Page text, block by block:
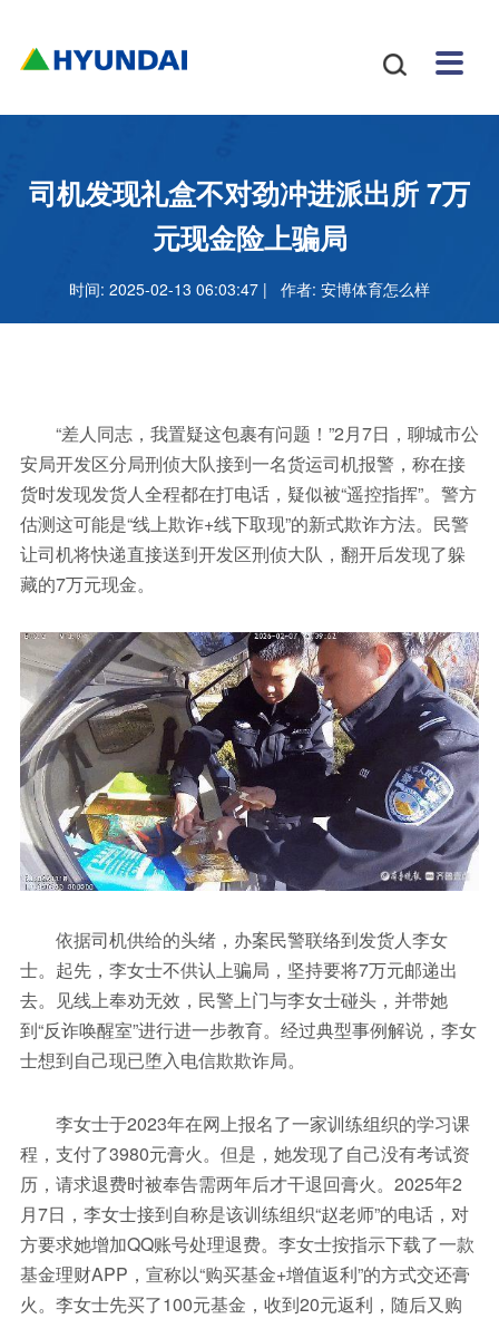

样
机
体育
吗
安博
足球
官网
司机发现礼盒不对劲冲进派出所 7万
元现金险上骗局
时间: 2025-02-13 06:03:47 | 作者: 安博体育怎么样
“差人同志，我置疑这包裹有问题！”2月7日，聊城市公
安局开发区分局刑侦大队接到一名货运司机报警，称在接
货时发现发货人全程都在打电话，疑似被“遥控指挥”。警方
估测这可能是“线上欺诈+线下取现”的新式欺诈方法。民警
让司机将快递直接送到开发区刑侦大队，翻开后发现了躲
藏的7万元现金。
依据司机供给的头绪，办案民警联络到发货人李女
士。起先，李女士不供认上骗局，坚持要将7万元邮递出
去。见线上奉劝无效，民警上门与李女士碰头，并带她
到“反诈唤醒室”进行进一步教育。经过典型事例解说，李女
士想到自己现已堕入电信欺欺诈局。
李女士于2023年在网上报名了一家训练组织的学习课
程，支付了3980元膏火。但是，她发现了自己没有考试资
历，请求退费时被奉告需两年后才干退回膏火。2025年2
月7日，李女士接到自称是该训练组织“赵老师”的电话，对
方要求她增加QQ账号处理退费。李女士按指示下载了一款
基金理财APP，宣称以“购买基金+增值返利”的方式交还膏
火。李女士先买了100元基金，收到20元返利，随后又购